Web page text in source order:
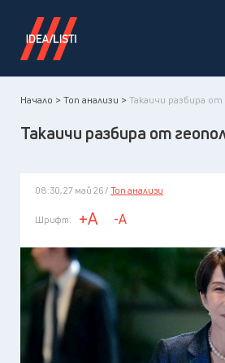
Начало >Топ анализи >Такаичи разбира
Такаичи разбира от
08:30, 27 май 26 / Топ анализи
Шрифт: +A -A